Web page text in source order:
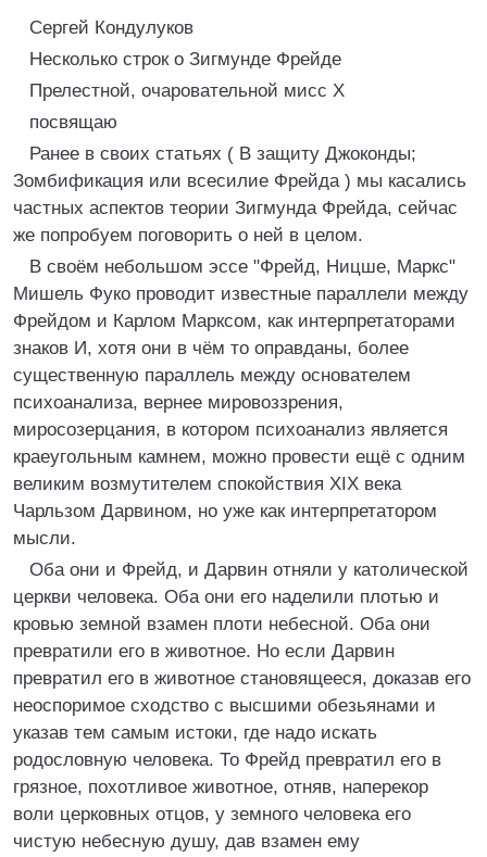
Сергей Кондулуков
Несколько строк о Зигмунде Фрейде
Прелестной, очаровательной мисс Х
посвящаю
Ранее в своих статьях ( В защиту Джоконды;
Зомбификация или всесилие Фрейда ) мы касались
частных аспектов теории Зигмунда Фрейда, сейчас
же попробуем поговорить о ней в целом.
В своём небольшом эссе "Фрейд, Ницше, Маркс"
Мишель Фуко проводит известные параллели между
Фрейдом и Карлом Марксом, как интерпретаторами
знаков И, хотя они в чём то оправданы, более
существенную параллель между основателем
психоанализа, вернее мировоззрения,
миросозерцания, в котором психоанализ является
краеугольным камнем, можно провести ещё с одним
великим возмутителем спокойствия XIX века
Чарльзом Дарвином, но уже как интерпретатором
мысли.
Оба они и Фрейд, и Дарвин отняли у католической
церкви человека. Оба они его наделили плотью и
кровью земной взамен плоти небесной. Оба они
превратили его в животное. Но если Дарвин
превратил его в животное становящееся, доказав его
неоспоримое сходство с высшими обезьянами и
указав тем самым истоки, где надо искать
родословную человека. То Фрейд превратил его в
грязное, похотливое животное, отняв, наперекор
воли церковных отцов, у земного человека его
чистую небесную душу, дав взамен ему